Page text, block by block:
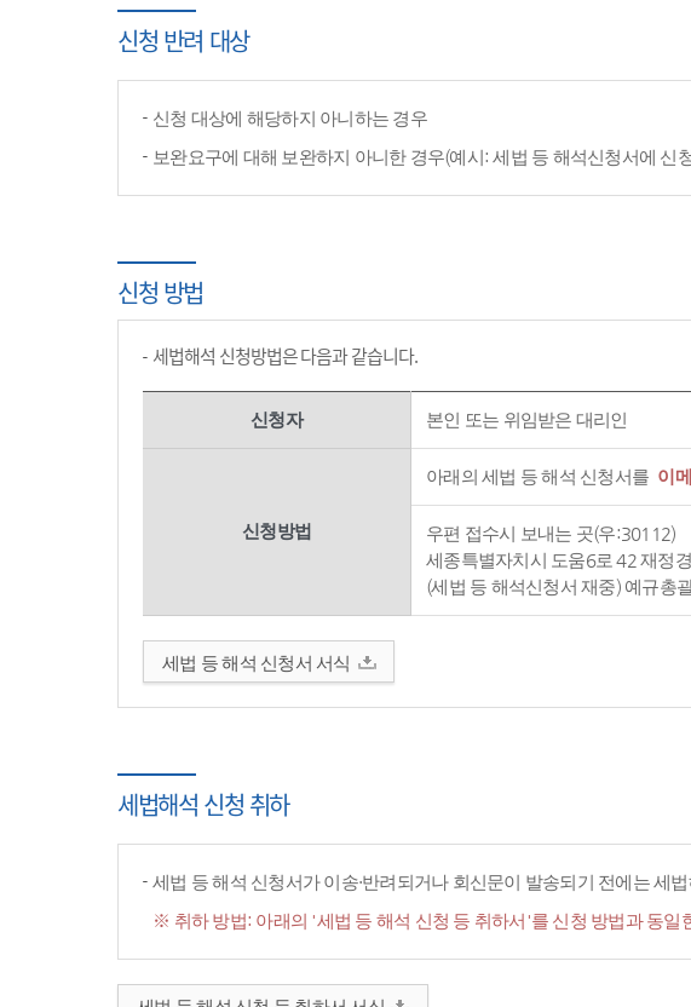
신청 반려 대상
신청 대상에 해당하지 아니하는 경우
보완요구에 대해 보완하지 아니한 경우(예시: 세법 등 해석신청서에
신청 방법
세법해석 신청방법은 다음과 같습니다.
신청자 본인 또는 위임받은 대리인
신청방법
아래의 세법 등 해석 신청서를 이
우편 접수시 보내는 곳(우:30112)
세종특별자치시 도움6로 42 재정
(세법 등 해석신청서 재중) 예규총
세법 등 해석 신청서 서식
세법해석 신청 취하
세법 등 해석 신청서가 이송·반려되거나 회신문이 발송되기 전에는 세
※ 취하 방법: 아래의 '세법 등 해석 신청 등 취하서'를 신청 방법과 동일